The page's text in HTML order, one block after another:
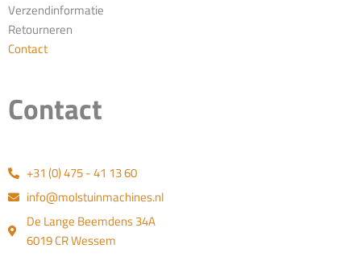
Verzendinformatie
Retourneren
Contact
Contact
+31 (0) 475 - 41 13 60
info@molstuinmachines.nl
De Lange Beemdens 34A
6019 CR Wessem